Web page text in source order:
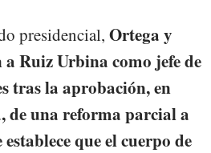
presidencial, Ortega y
Ruiz Urbina como jefe de
tras la aprobación, en
de una reforma parcial a
que el cuerpo de